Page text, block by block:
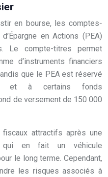
en bourse, les comptes-
en Actions (PEA)
Le compte-titres permet
d’instruments financiers
que le PEA est réservé
et à certains fonds
de versement de 150 000
attractifs après une
en fait un véhicule
le long terme. Cependant,
les risques associés à